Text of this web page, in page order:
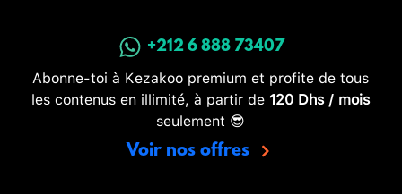
+212 6 888 73407
Abonne-toi à Kezakoo premium et profite de tous
les contenus en illimité, à partir de 120 Dhs / mois
seulement 😎
Voir nos offres